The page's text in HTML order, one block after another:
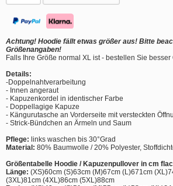
Achtung! Hoodie fällt etwas größer aus! Bitte
Größenangaben!
Falls Ihre Größe normal XL ist - bestellen Sie besser
Details:
-Doppelnahtverarbeitung
- Innen angeraut
- Kapuzenkordel in identischer Farbe
- Doppellagige Kapuze
- Kängurutasche an Vorderseite mit versteckten
- Strick-Bündchen an Ärmeln und Saum
Pflege: links waschen bis 30°Grad
Material: 80% Baumwolle / 20% Polyester,
Größentabelle Hoodie / Kapuzenpullover in cm
Länge: (XS)60cm (S)63cm (M)67cm (L)671cm
(3XL)81cm (4XL)86cm (5XL)88cm